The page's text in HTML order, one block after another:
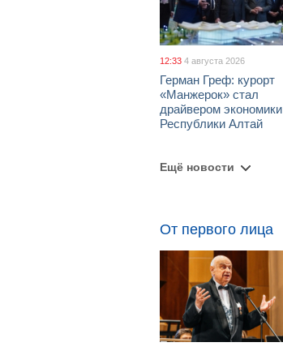
12:33 4 августа 2026
Герман Греф: курорт
«Манжерок» стал
драйвером экономики
Республики Алтай
Ещё новости
От первого лица